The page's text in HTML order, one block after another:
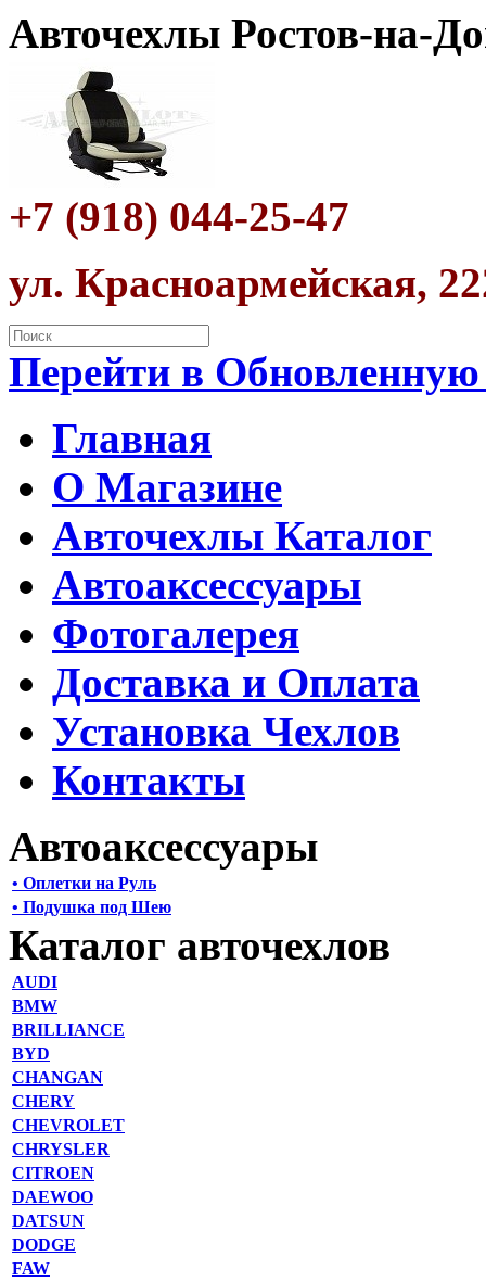
Авточехлы Ростов-на-
+7 (918) 044-25-47
ул. Красноармейская,
Перейти в
Главная
О Магазине
Авточехлы Каталог
Автоаксессуары
Фотогалерея
Доставка и Оплата
Установка Чехлов
Контакты
Автоаксессуары
• Оплетки на Руль
• Подушка под Шею
Каталог авточехлов
AUDI
BMW
BRILLIANCE
BYD
CHANGAN
CHERY
CHEVROLET
CHRYSLER
CITROEN
DAEWOO
DATSUN
DODGE
FAW